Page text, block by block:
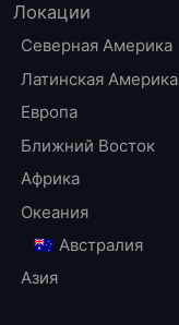
Локации
Северная Америка
Латинская Америка
Европа
Ближний Восток
Африка
Океания
🇦🇺 Австралия
Азия